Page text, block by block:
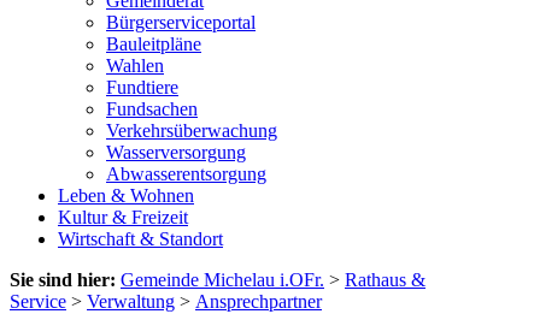
Bürgerserviceportal
Bauleitpläne
Wahlen
Fundtiere
Fundsachen
Verkehrsüberwachung
Wasserversorgung
Abwasserentsorgung
Leben & Wohnen
Kultur & Freizeit
Wirtschaft & Standort
Sie sind hier: Gemeinde Michelau i.OFr. > Rathaus &
Service > Verwaltung > Ansprechpartner